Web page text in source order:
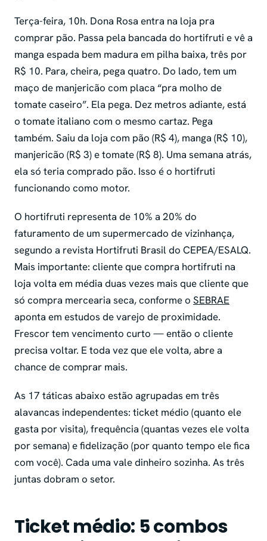
Terça-feira, 10h. Dona Rosa entra na loja pra
comprar pão. Passa pela bancada do hortifruti e vê a
manga espada bem madura em pilha baixa, três por
R$ 10. Para, cheira, pega quatro. Do lado, tem um
maço de manjericão com placa “pra molho de
tomate caseiro”. Ela pega. Dez metros adiante, está
o tomate italiano com o mesmo cartaz. Pega
também. Saiu da loja com pão (R$ 4), manga (R$ 10),
manjericão (R$ 3) e tomate (R$ 8). Uma semana atrás,
ela só teria comprado pão. Isso é o hortifruti
funcionando como motor.
O hortifruti representa de 10% a 20% do
faturamento de um supermercado de vizinhança,
segundo a revista Hortifruti Brasil do CEPEA/ESALQ.
Mais importante: cliente que compra hortifruti na
loja volta em média duas vezes mais que cliente que
só compra mercearia seca, conforme o SEBRAE
aponta em estudos de varejo de proximidade.
Frescor tem vencimento curto — então o cliente
precisa voltar. E toda vez que ele volta, abre a
chance de comprar mais.
As 17 táticas abaixo estão agrupadas em três
alavancas independentes: ticket médio (quanto ele
gasta por visita), frequência (quantas vezes ele volta
por semana) e fidelização (por quanto tempo ele fica
com você). Cada uma vale dinheiro sozinha. As três
juntas dobram o setor.
Ticket médio: 5 combos